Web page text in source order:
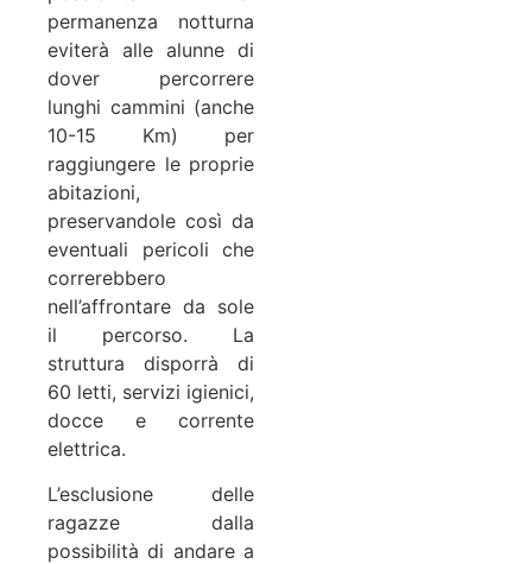
permanenza notturna
eviterà alle alunne di
dover percorrere
lunghi cammini (anche
10-15 Km) per
raggiungere le proprie
abitazioni,
preservandole così da
eventuali pericoli che
correrebbero
nell’affrontare da sole
il percorso. La
struttura disporrà di
60 letti, servizi igienici,
docce e corrente
elettrica.
L’esclusione delle
ragazze dalla
possibilità di andare a